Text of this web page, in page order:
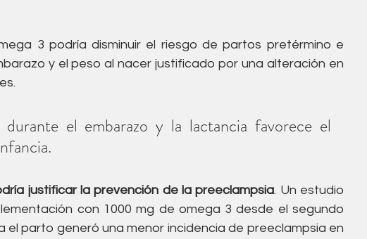
3 podría disminuir el riesgo de partos pretérmino e
y el peso al nacer justificado por una alteración en
el embarazo y la lactancia favorece el
justificar la prevención de la preeclampsia. Un estudio
con 1000 mg de omega 3 desde el segundo
parto generó una menor incidencia de preeclampsia en